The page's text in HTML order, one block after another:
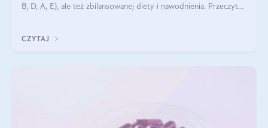
B, D, A, E), ale też zbilansowanej diety i nawodnienia. Przeczytaj
CZYTAJ